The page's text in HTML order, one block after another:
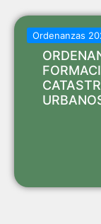
Ordenanzas